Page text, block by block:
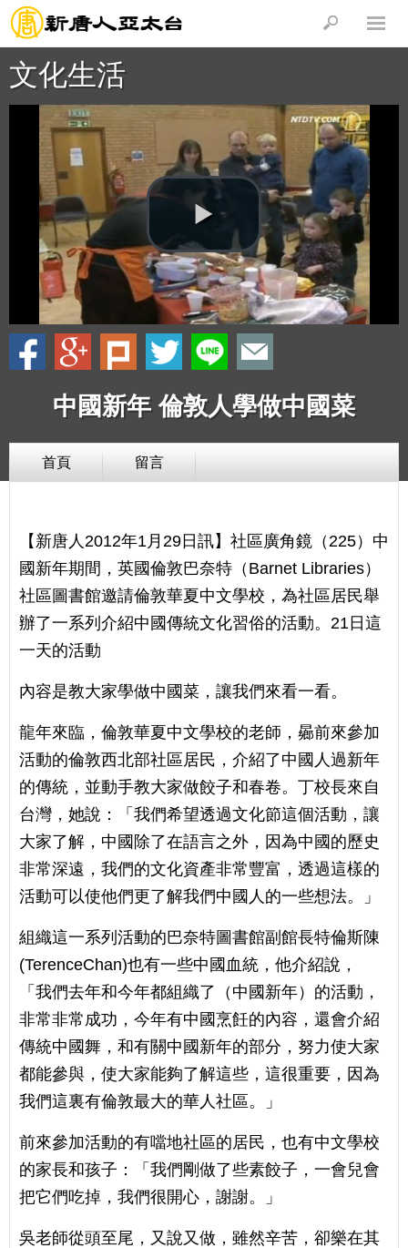
文化生活
中國新年 倫敦人學做中國菜
首頁 留言
【新唐人2012年1月29日訊】社區廣角鏡（225）中
國新年期間，英國倫敦巴奈特（Barnet Libraries）
社區圖書館邀請倫敦華夏中文學校，為社區居民舉
辦了一系列介紹中國傳統文化習俗的活動。21日這
一天的活動
內容是教大家學做中國菜，讓我們來看一看。
龍年來臨，倫敦華夏中文學校的老師，曏前來參加
活動的倫敦西北部社區居民，介紹了中國人過新年
的傳統，並動手教大家做餃子和春卷。丁校長來自
台灣，她說：「我們希望透過文化節這個活動，讓
大家了解，中國除了在語言之外，因為中國的歷史
非常深遠，我們的文化資產非常豐富，透過這樣的
活動可以使他們更了解我們中國人的一些想法。」
組織這一系列活動的巴奈特圖書館副館長特倫斯陳
(TerenceChan)也有一些中國血統，他介紹說，
「我們去年和今年都組織了（中國新年）的活動，
非常非常成功，今年有中國烹飪的內容，還會介紹
傳統中國舞，和有關中國新年的部分，努力使大家
都能參與，使大家能夠了解這些，這很重要，因為
我們這裏有倫敦最大的華人社區。」
前來參加活動的有噹地社區的居民，也有中文學校
的家長和孩子：「我們剛做了些素餃子，一會兒會
把它們吃掉，我們很開心，謝謝。」
吳老師從頭至尾，又說又做，雖然辛苦，卻樂在其